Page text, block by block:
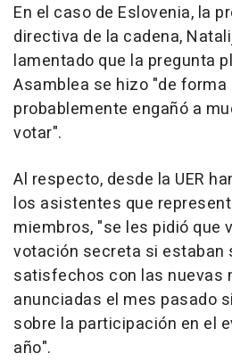
En el caso de Eslovenia, la
directiva de la cadena,
lamentado que la pregunta
Asamblea se hizo "de
probablemente engañó a
votar".
Al respecto, desde la UER
los asistentes que
miembros, "se les pidió que
votación secreta si
satisfechos con las nuevas
anunciadas el mes pasado
sobre la participación en el
año".